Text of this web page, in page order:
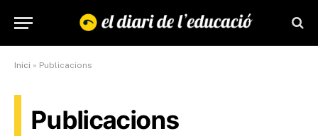
Inici » Publicacions
Publicacions